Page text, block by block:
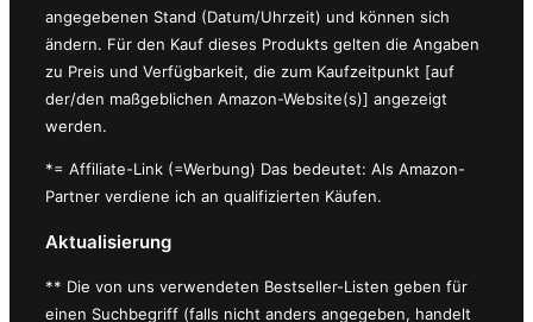
angegebenen Stand (Datum/Uhrzeit) und können sich
ändern. Für den Kauf dieses Produkts gelten die Angaben
zu Preis und Verfügbarkeit, die zum Kaufzeitpunkt [auf
der/den maßgeblichen Amazon-Website(s)] angezeigt
werden.
*= Affiliate-Link (=Werbung) Das bedeutet: Als Amazon-
Partner verdiene ich an qualifizierten Käufen.
Aktualisierung
** Die von uns verwendeten Bestseller-Listen geben für
einen Suchbegriff (falls nicht anders angegeben, handelt